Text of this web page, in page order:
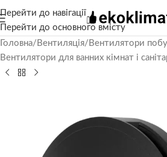
Перейти до навігації
Перейти до основного вмісту
Головна/ Вентиляція/ Вентилятори
Вентилятори для ванних кімнат і